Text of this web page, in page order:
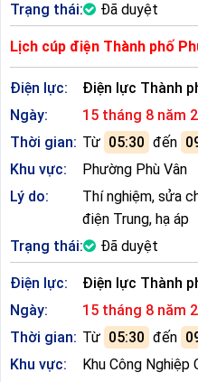
Trạng thái:
Đã duyệt
Lịch cúp điện Thành phố
Điện lực:
Điện lực Thành
Ngày:
15 tháng 8 năm
Thời gian: Từ 05:30 đến
Khu vực:
Phường Phù Vân
Lý do:
Thí nghiệm, sửa
điện Trung, hạ áp
Trạng thái:
Đã duyệt
Điện lực:
Điện lực Thành
Ngày:
15 tháng 8 năm
Thời gian: Từ 05:30 đến
Khu vực:
Khu Công Nghiệp